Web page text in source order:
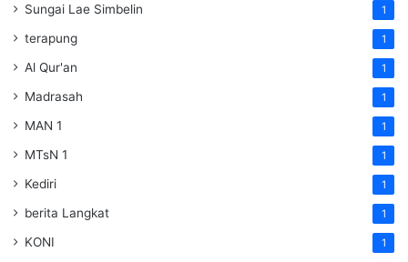
Sungai Lae Simbelin 1
terapung 1
Al Qur'an 1
Madrasah 1
MAN 1 1
MTsN 1 1
Kediri 1
berita Langkat 1
KONI 1